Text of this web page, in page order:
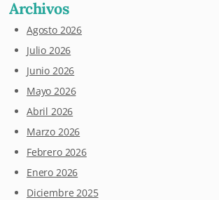
Archivos
Agosto 2026
Julio 2026
Junio 2026
Mayo 2026
Abril 2026
Marzo 2026
Febrero 2026
Enero 2026
Diciembre 2025